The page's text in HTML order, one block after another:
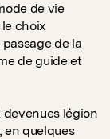
de vie
choix
de la
de guide et
légion
en quelques